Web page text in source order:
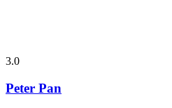
3.0
Peter Pan